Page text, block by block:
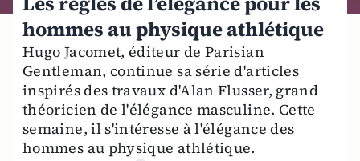
hommes au physique athlétique
Hugo Jacomet, éditeur de Parisian
Gentleman, continue sa série d'articles
inspirés des travaux d'Alan Flusser, grand
théoricien de l'élégance masculine. Cette
semaine, il s'intéresse à l'élégance des
hommes au physique athlétique.